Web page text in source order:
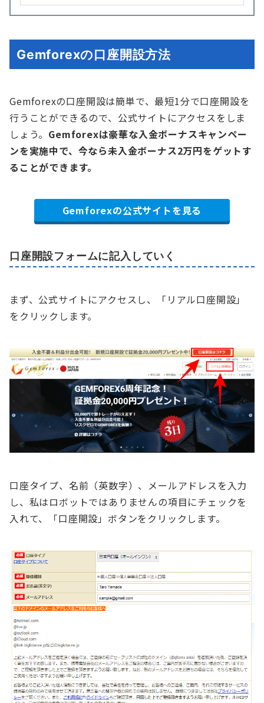
Gemforexの口座開設方法
Gemforexの口座開設は簡単で、最短1分で口座開設を
行うことができるので、公式サイトにアクセスをしま
しょう。 Gemforexは豪華な入金ボーナスキャンペー
ンを実施中で、今なら未入金ボーナス2万円をゲットす
ることができます。
Gemforexの公式サイトを見る
口座開設フォームに記入していく
まず、公式サイトにアクセスし、「リアル口座開設」
をクリックします。
口座タイプ、名前（英数字）、メールアドレスを入力
し、私はロボットではありませんの項目にチェックを
入れて、「口座開設」ボタンをクリックします。